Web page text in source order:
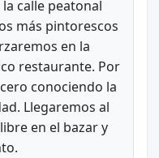
calle peatonal
más pintorescos
en la
restaurante. Por
conociendo la
Llegaremos al
en el bazar y